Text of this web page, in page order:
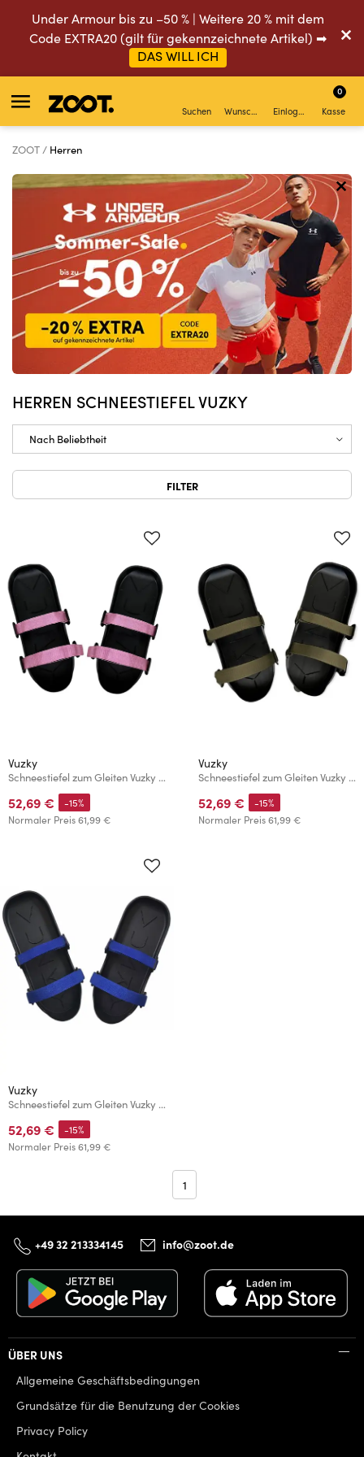
Under Armour bis zu –50 % | Weitere 20 % mit dem
Code EXTRA20 (gilt für gekennzeichnete Artikel) ➡
DAS WILL ICH
Suchen Wunschliste Einloggen Kasse
0
ZOOT Herren
HERREN SCHNEESTIEFEL VUZKY
FILTER
Vuzky
Schneestiefel zum Gleiten Vuzky Rosa
52,69 €
Normaler Preis61,99 €
-15%
Vuzky
Schneestiefel zum Gleiten Vuzky Khaki
52,69 €
Normaler Preis61,99 €
-15%
Vuzky
Schneestiefel zum Gleiten Vuzky Dunkelblau
52,69 €
Normaler Preis61,99 €
-15%
1
+49 32 213334145 info@zoot.de
ÜBER UNS
Allgemeine Geschäftsbedingungen
Grundsätze für die Benutzung der Cookies
Privacy Policy